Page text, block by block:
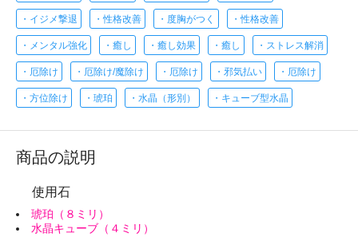
・イジメ撃退 ・性格改善 ・度胸がつく ・性格改善
・メンタル強化 ・癒し ・癒し効果 ・癒し ・ストレス解消
・厄除け ・厄除け/魔除け ・厄除け ・邪気払い ・厄除け
・方位除け ・琥珀 ・水晶（形別） ・キューブ型水晶
商品の説明
使用石
琥珀（８ミリ）
水晶キューブ（４ミリ）